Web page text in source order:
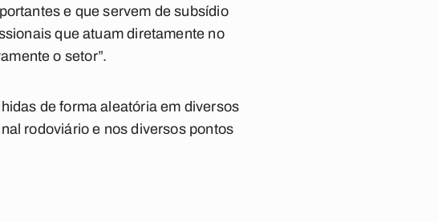
e que servem de subsídio
que atuam diretamente no
o setor”.
de forma aleatória em diversos
rodoviário e nos diversos pontos